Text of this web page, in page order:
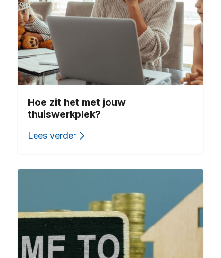
Hoe zit het met jouw
thuiswerkplek?
Lees verder